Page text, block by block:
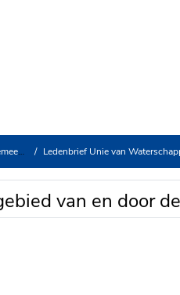
Ledenbrief Unie van Waterschappen 'Maatregelenpakket
van en door